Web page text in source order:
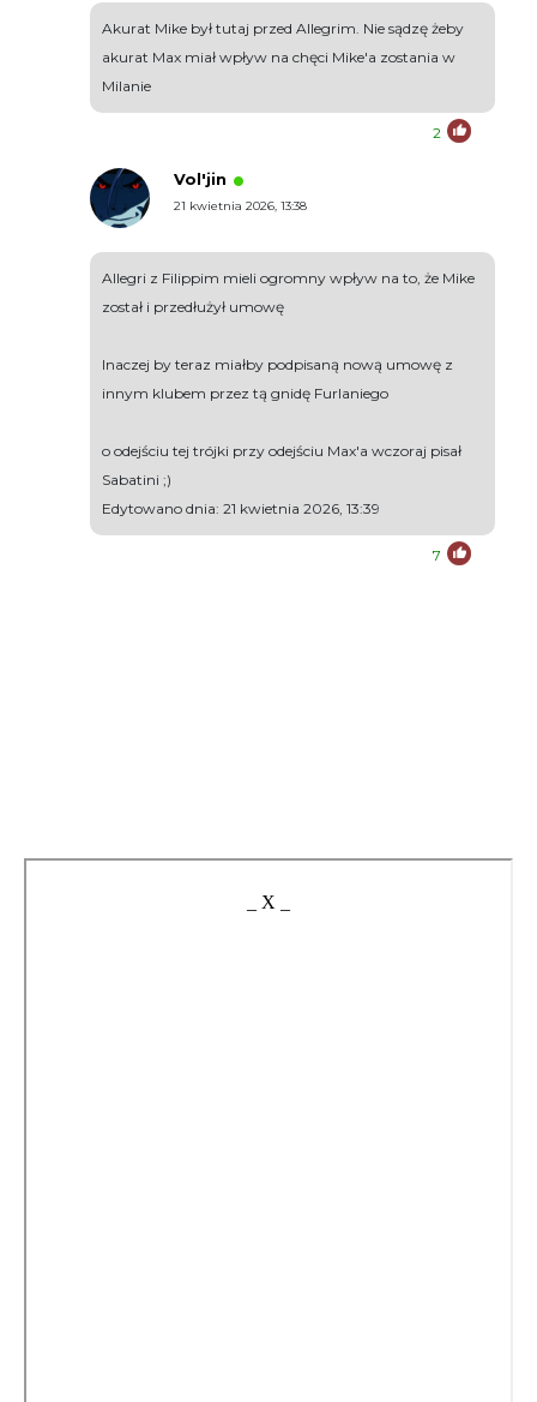
Akurat Mike był tutaj przed Allegrim. Nie sądzę żeby
akurat Max miał wpływ na chęci Mike'a zostania w
Milanie
2
Vol'jin
21 kwietnia 2026, 13:38
Allegri z Filippim mieli ogromny wpływ na to, że Mike
został i przedłużył umowę
Inaczej by teraz miałby podpisaną nową umowę z
innym klubem przez tą gnidę Furlaniego
o odejściu tej trójki przy odejściu Max'a wczoraj pisał
Sabatini ;)
Edytowano dnia: 21 kwietnia 2026, 13:39
7